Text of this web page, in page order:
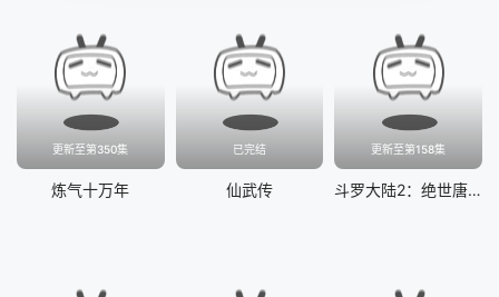
更新至第350集
炼气十万年
已完结
仙武传
更新至第158集
斗罗大陆2：绝世唐门